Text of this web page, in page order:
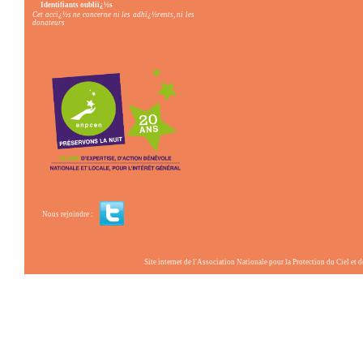
Identifiants oubliï¿½s
Cet accï¿½s ne concerne ni les adhï¿½rents, ni les
donateurs
Nous rejoindre :
Site internet de l'Association Nationale pour la Protection du Ciel et de